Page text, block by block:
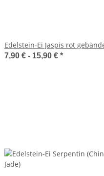
Edelstein-Ei Jaspis rot
7,90 € - 15,90 € *